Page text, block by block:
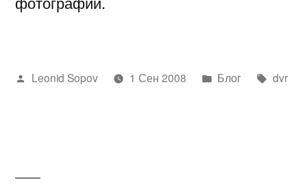
Написано
Leonid Sopov 1 Сен 2008
Написано
Блог Метки:
dvr